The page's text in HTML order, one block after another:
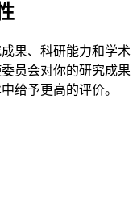
果、科研能力和学术
员会对你的研究成果
给予更高的评价。